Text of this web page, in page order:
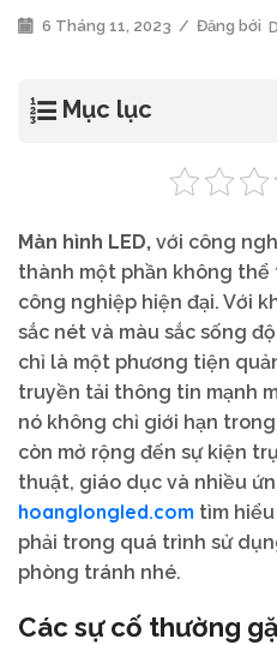
6 Tháng 11, 2023 / Đăng bởi
Mục lục
Màn hình LED, với công
thành một phần không
công nghiệp hiện đại. Với
sắc nét và màu sắc sống
chỉ là một phương tiện
truyền tải thông tin mạnh
nó không chỉ giới hạn
còn mở rộng đến sự kiện
thuật, giáo dục và nhiều
hoanglongled.com tìm
phải trong quá trình sử
phòng tránh nhé.
Các sự cố thường